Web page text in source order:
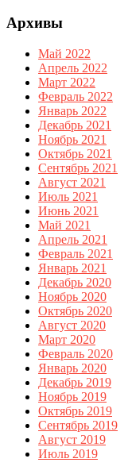
Архивы
Май 2022
Апрель 2022
Март 2022
Февраль 2022
Январь 2022
Декабрь 2021
Ноябрь 2021
Октябрь 2021
Сентябрь 2021
Август 2021
Июль 2021
Июнь 2021
Май 2021
Апрель 2021
Февраль 2021
Январь 2021
Декабрь 2020
Ноябрь 2020
Октябрь 2020
Август 2020
Март 2020
Февраль 2020
Январь 2020
Декабрь 2019
Ноябрь 2019
Октябрь 2019
Сентябрь 2019
Август 2019
Июль 2019